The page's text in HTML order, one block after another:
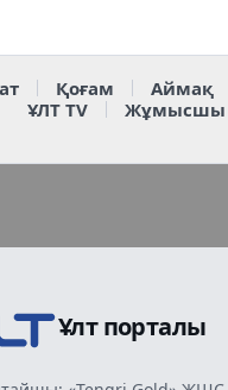
Қоғам Аймақ
ҰЛТ TV
Жұмысшы
Ұлт порталы